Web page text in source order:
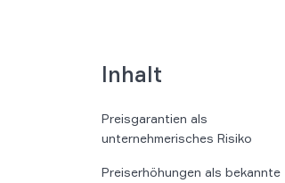
Inhalt
Preisgarantien als
unternehmerisches Risiko
Preiserhöhungen als bekannte